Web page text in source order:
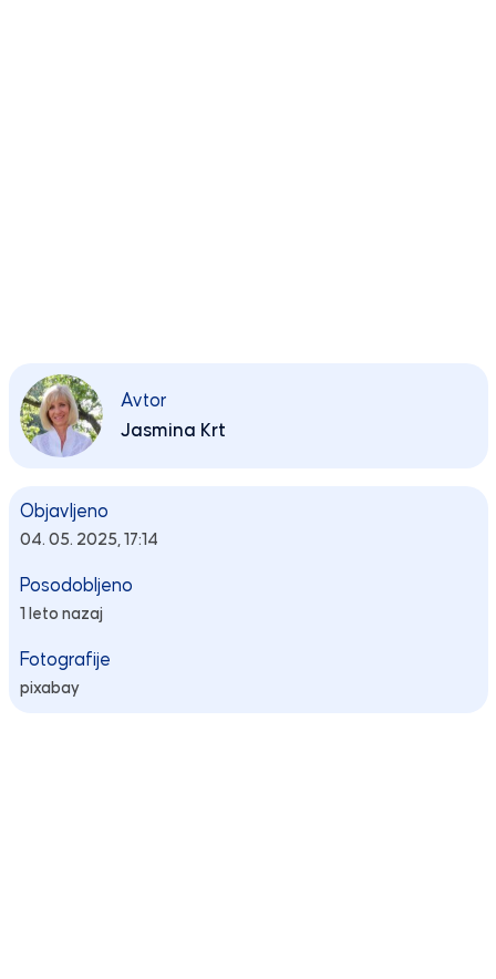
Avtor
Jasmina Krt
Objavljeno
04. 05. 2025, 17:14
Posodobljeno
1 leto nazaj
Fotografije
pixabay